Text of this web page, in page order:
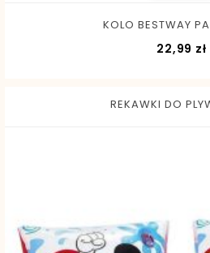
KOLO BESTWAY
22,99 zł
REKAWKI DO